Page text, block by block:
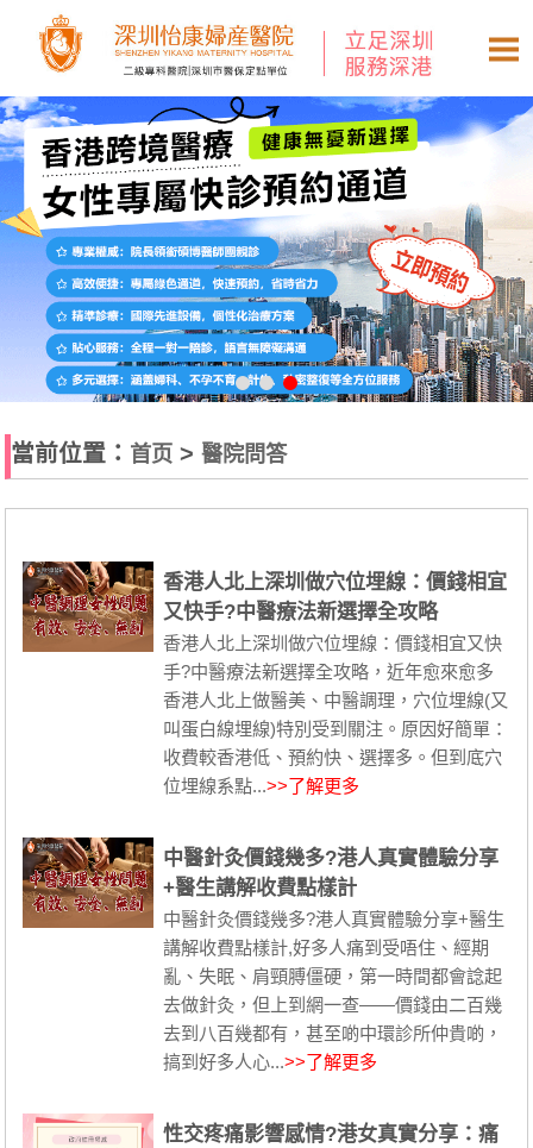
當前位置： 首页 >醫院問答
香港人北上深圳做穴位埋線：價錢相宜
又快手?中醫療法新選擇全攻略
香港人北上深圳做穴位埋線：價錢相宜又快
手?中醫療法新選擇全攻略，近年愈來愈多
香港人北上做醫美、中醫調理，穴位埋線(又
叫蛋白線埋線)特別受到關注。原因好簡單：
收費較香港低、預約快、選擇多。但到底穴
位埋線系點...>>了解更多
中醫針灸價錢幾多?港人真實體驗分享
+醫生講解收費點樣計
中醫針灸價錢幾多?港人真實體驗分享+醫生
講解收費點樣計,好多人痛到受唔住、經期
亂、失眠、肩頸膊僵硬，第一時間都會諗起
去做針灸，但上到網一查——價錢由二百幾
去到八百幾都有，甚至啲中環診所仲貴啲，
搞到好多人心...>>了解更多
性交疼痛影響感情?港女真實分享：痛